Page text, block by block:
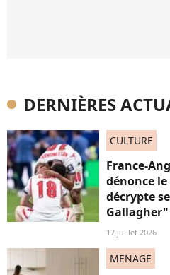
DERNIÈRES
CULTURE
France-
dénonce
décrypte
Gallagher"
17 juillet 2026
MENAGE